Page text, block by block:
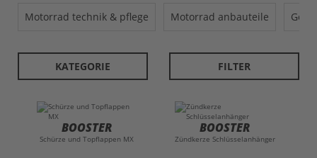
motorrad technik & pflege motorrad anbauteile
KATEGORIE FILTER
BOOSTER
Schürze und Topflappen MX
BOOSTER
Zündkerze Schlüsselanhänger